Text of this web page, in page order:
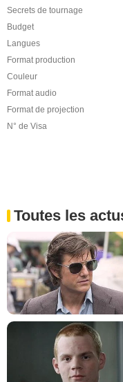
Secrets de tournage
Budget
Langues
Format production
Couleur
Format audio
Format de projection
N° de Visa
Toutes les